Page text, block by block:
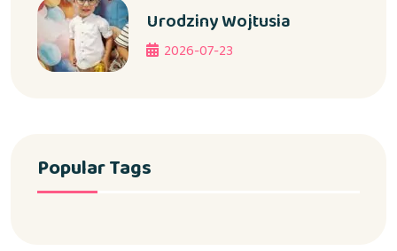
Urodziny Wojtusia
2026-07-23
Popular Tags